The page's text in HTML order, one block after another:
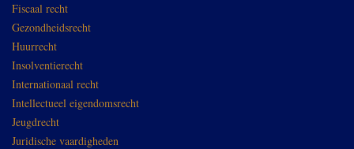
Fiscaal recht
Gezondheidsrecht
Huurrecht
Insolventierecht
Internationaal recht
Intellectueel eigendomsrecht
Jeugdrecht
Juridische vaardigheden